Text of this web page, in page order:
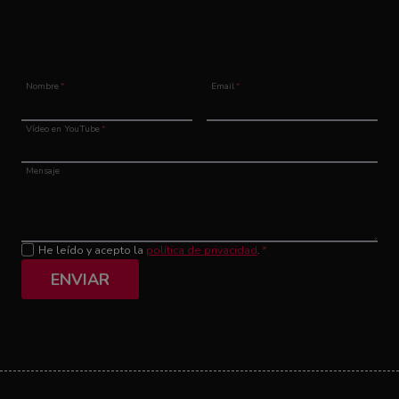
Nombre* Email*
Vídeo en YouTube*
Mensaje
He leído y acepto la política de privacidad. *
ENVIAR